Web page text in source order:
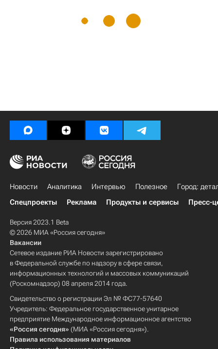
Новости Аналитика Интервью Полезное
Город:
Спецпроекты
Реклама Продукты и сервисы Пресс-
Версия 2023.1 Beta
© 2026 МИА «Россия сегодня»
Вакансии
Сетевое издание РИА Новости зарегистрировано
в Федеральной службе по надзору в сфере связи,
информационных технологий и массовых коммуникаций
(Роскомнадзор) 08 апреля 2014 года.
Свидетельство о регистрации Эл № ФС77-57640
Учредитель: Федеральное государственное унитарное
предприятие Международное информационное агентство
«Россия сегодня» (МИА «Россия сегодня»).
Правила использования материалов